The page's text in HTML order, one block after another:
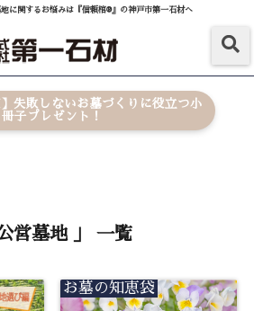
に関するお悩みは『信頼棺®』の神戸市第一石材へ
失敗しないお墓づくりに役立つ小
冊子プレゼント！
営墓地 」 一覧
お墓の知恵袋